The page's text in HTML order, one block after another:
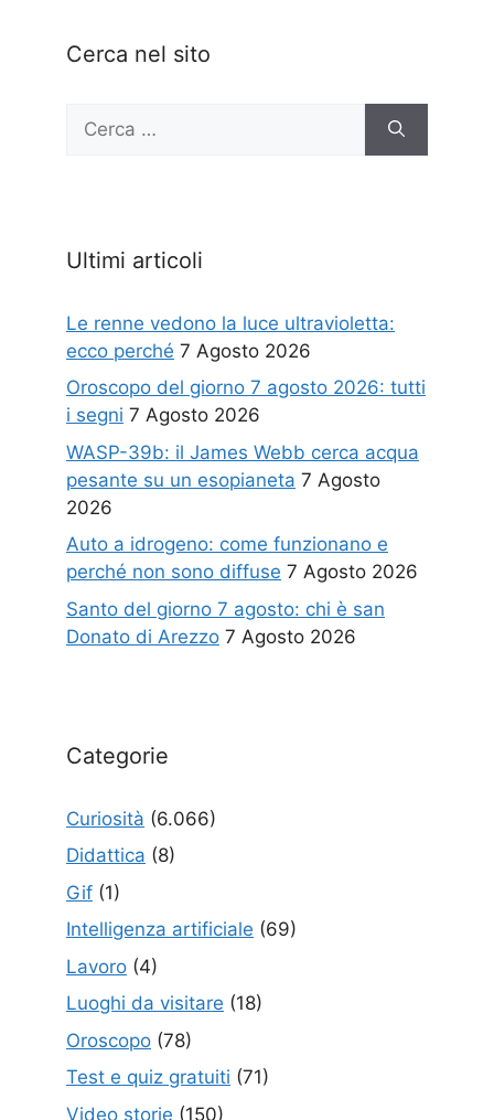
Cerca nel sito
per:
Ultimi articoli
Le renne vedono la luce ultravioletta:
ecco perché 7 Agosto 2026
Oroscopo del giorno 7 agosto 2026: tutti
i segni 7 Agosto 2026
WASP-39b: il James Webb cerca acqua
pesante su un esopianeta 7 Agosto
2026
Auto a idrogeno: come funzionano e
perché non sono diffuse 7 Agosto 2026
Santo del giorno 7 agosto: chi è san
Donato di Arezzo 7 Agosto 2026
Categorie
Curiosità (6.066)
Didattica (8)
Gif (1)
Intelligenza artificiale (69)
Lavoro (4)
Luoghi da visitare (18)
Oroscopo (78)
Test e quiz gratuiti (71)
Video storie (150)